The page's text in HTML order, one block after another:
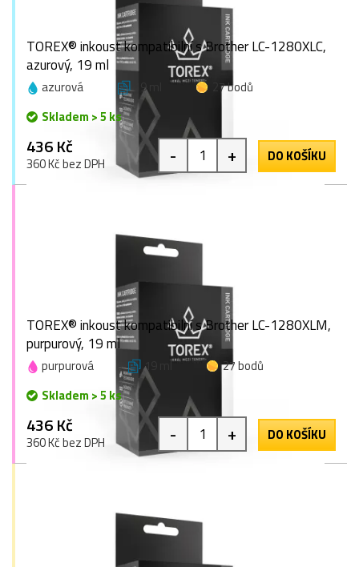
TOREX® inkoust kompatibilní s Brother LC-1280XLC,
azurový, 19 ml
azurová 19 ml
27 bodů
Skladem > 5 ks
436 Kč
360 Kč bez DPH - + DO KOŠÍKU
TOREX® inkoust kompatibilní s Brother LC-1280XLM,
purpurový, 19 ml
purpurová 19 ml
27 bodů
Skladem > 5 ks
436 Kč
360 Kč bez DPH - + DO KOŠÍKU